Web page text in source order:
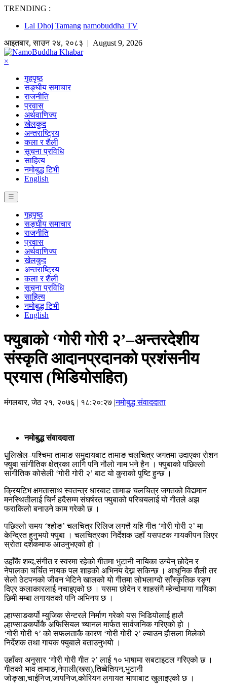
TRENDING :
Lal Dhoj Tamang namobuddha TV
आइतबार,साउन २४, २०८३ | August 9, 2026
×
गृहपृष्ठ
सङ्घीय समाचार
राजनीति
प्रवास
अर्थवाणिज्य
खेलकुद
अन्तराष्ट्रिय
कला र शैली
सूचना प्रविधि
साहित्य
नमोबुद्ध टिभी
English
☰
गृहपृष्ठ
सङ्घीय समाचार
राजनीति
प्रवास
अर्थवाणिज्य
खेलकुद
अन्तराष्ट्रिय
कला र शैली
सूचना प्रविधि
साहित्य
नमोबुद्ध टिभी
English
फ्युबाको ‘गोरी गोरी २’–अन्तरदेशीय
संस्कृति आदानप्रदानको प्रशंसनीय
प्रयास (भिडियोसहित)
मंगलबार, जेठ २१, २०७६ | १८:२०:२७ |नमोबुद्ध संवाददाता
नमोबुद्ध संवाददाता
धुलिखेल–पश्चिमा तामाङ समुदायबाट तामाङ चलचित्र जगतमा उदाएका रोशन
फ्युबा सांगीतिक क्षेत्रका लागि पनि नौलो नाम भने हैन । फ्युबाको पछिल्लो
सांगीतिक कोसेली ‘गोरी गोरी २’ बाट यो कुराको पुष्टि हुन्छ ।
क्रियटिभ क्षमतासाथ स्वतन्त्र धारबाट तामाङ चलचित्र जगतको विद्यमान
मनस्थितीलाई चिर्न हदैसम्म संघर्षरत फ्युबाको परिचयलाई यो गीतले अझ
फराकिलो बनाउने काम गरेको छ ।
पछिल्लो समय ‘श्होङ’ चलचित्र रिलिज लगत्तै यहि गीत ‘गोरी गोरी २’ मा
केन्द्रित हुनुभयो फ्युबा । चलचित्रका निर्देशक उहाँ यसपटक गायकीपन लिएर
स्रोता दर्शकमाफ आउनुभएको हो ।
उहाँकै शब्द,संगीत र स्वरमा रहेको गीतमा भुटानी नायिका उग्येन् छोदेन र
नेपालका चर्चित नायक पल शाहको अभिनय देख्न सकिन्छ । आधुनिक शैली तर
सेलो ठेटपनको जीवन भेटिने खालको यो गीतमा लोभलाग्दो साँस्कृतिक रङ्ग
दिएर कलाकारलाई नचाइएको छ । यसमा छोदेन र शाहसंगै म्हेन्दोमाया गायिका
छिमी मम्बा लगायतको पनि अभिनय छ ।
ल्हाप्साङकर्पो म्युजिक सेन्टरले निर्माण गरेको यस भिडियोलाई हालै
ल्हाप्साङकर्पोकै अफिसियल च्यानल मार्फत सार्वजनिक गरिएको हो ।
‘गोरी गोरी १’ को सफलताकै कारण ‘गोरी गोरी २’ ल्याउन हौसला मिलेको
निर्देशक तथा गायक फ्युबाले बताउनुभयो ।
उहाँका अनुसार ‘गोरी गोरी गीत २’ लाई १० भाषामा सबटाइटल गरिएको छ ।
गीतको भाव तामाङ,नेपाली(खस),तिब्बेतियन,भुटानी
जोङ्खा,चाईनिज,जापनिज,कोरियन लगायत भाषाबाट खुलाइएको छ ।